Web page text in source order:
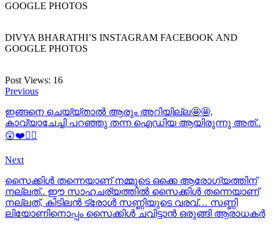
GOOGLE PHOTOS
DIVYA BHARATHI’S INSTAGRAM FACEBOOK AND
GOOGLE PHOTOS
Post Views: 16
Previous
ഇങ്ങനെ ചെയ്യ്താല്‍ ആരും അറിയില്ല🤩🤩,
കാവ്യാചേച്ചി പറഞ്ഞു തന്ന ഐഡിയ ആയിരുന്നു അത്..
😲❤️👍🏻
Next
സൈക്കിള്‍ തന്നെയാണ് നമ്മുടെ ഒക്കെ ആരോഗ്യത്തിന്
നല്ലത്.. ഈ സാഹചര്യത്തില്‍ സൈക്കിള്‍ തന്നെയാണ്
നല്ലത്, കിടിലന്‍ ട്രോള്‍ സണ്ണിയുടെ വരവ്… സണ്ണി
ലിയോണിനൊപ്പം സൈക്കിള്‍ ചവിട്ടാന്‍ ഒരുങ്ങി ആരാധകര്‍